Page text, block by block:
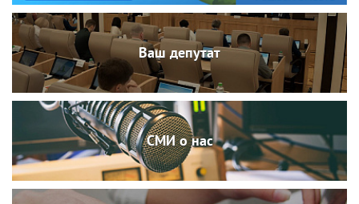
Ваш депутат
СМИ о нас